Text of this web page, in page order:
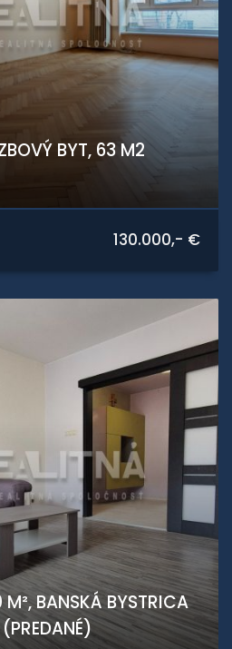
BYT, 63 M2
130.000,- €
BANSKÁ BYSTRICA